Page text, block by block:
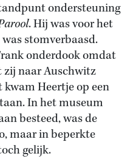
ondersteuning
. Hij was voor het
stomverbaasd.
onderdook omdat
zij naar Auschwitz
Heertje op een
In het museum
besteed, was de
maar in beperkte
gelijk.